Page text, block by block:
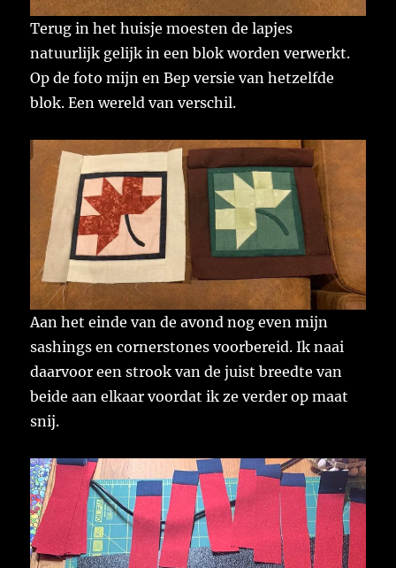
Terug in het huisje moesten de lapjes
natuurlijk gelijk in een blok worden verwerkt.
Op de foto mijn en Bep versie van hetzelfde
blok. Een wereld van verschil.
Aan het einde van de avond nog even mijn
sashings en cornerstones voorbereid. Ik naai
daarvoor een strook van de juist breedte van
beide aan elkaar voordat ik ze verder op maat
snij.